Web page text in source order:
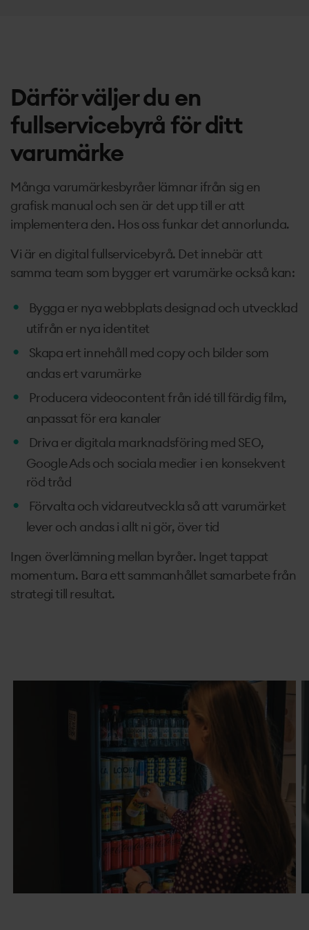
Därför väljer du en
fullservicebyrå för ditt
varumärke
Många varumärkesbyråer lämnar ifrån sig en
grafisk manual och sen är det upp till er att
implementera den. Hos oss funkar det annorlunda.
Vi är en digital fullservicebyrå. Det innebär att
samma team som bygger ert varumärke också kan:
Bygga er nya webbplats designad och utvecklad
utifrån er nya identitet
Skapa ert innehåll med copy och bilder som
andas ert varumärke
Producera videocontent från idé till färdig film,
anpassat för era kanaler
Driva er digitala marknadsföring med SEO,
Google Ads och sociala medier i en konsekvent
röd tråd
Förvalta och vidareutveckla så att varumärket
lever och andas i allt ni gör, över tid
Ingen överlämning mellan byråer. Inget tappat
momentum. Bara ett sammanhållet samarbete från
strategi till resultat.